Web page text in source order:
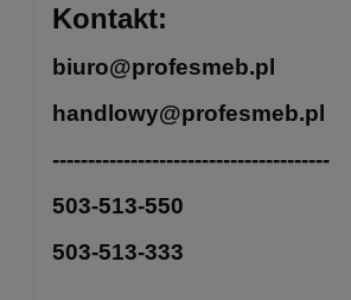
Kontakt:
biuro@profesmeb.pl
handlowy@profesmeb.pl
---------------------------------------
503-513-550
503-513-333